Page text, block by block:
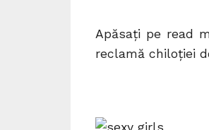
Apăsaţi pe read
reclamă chiloţiei